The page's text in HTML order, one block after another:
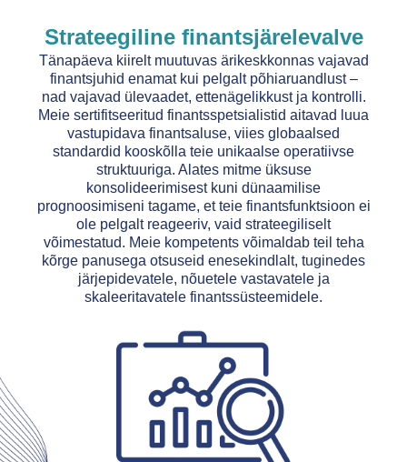
Strateegiline finantsjärelevalve
Tänapäeva kiirelt muutuvas ärikeskkonnas vajavad
finantsjuhid enamat kui pelgalt põhiaruandlust –
nad vajavad ülevaadet, ettenägelikkust ja kontrolli.
Meie sertifitseeritud finantsspetsialistid aitavad luua
vastupidava finantsaluse, viies globaalsed
standardid kooskõlla teie unikaalse operatiivse
struktuuriga. Alates mitme üksuse
konsolideerimisest kuni dünaamilise
prognoosimiseni tagame, et teie finantsfunktsioon ei
ole pelgalt reageeriv, vaid strateegiliselt
võimestatud. Meie kompetents võimaldab teil teha
kõrge panusega otsuseid enesekindlalt, tuginedes
järjepidevatele, nõuetele vastavatele ja
skaleeritavatele finantssüsteemidele.